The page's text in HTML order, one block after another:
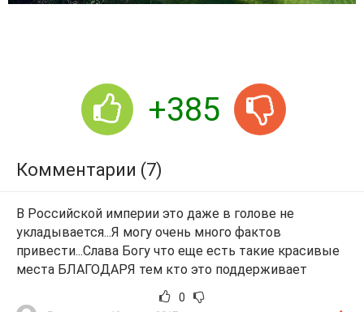
+385
Комментарии (7)
В Российской империи это даже в голове не
укладывается...Я могу очень много фактов
привести...Слава Богу что еще есть такие красивые
места БЛАГОДАРЯ тем кто это поддерживает
0